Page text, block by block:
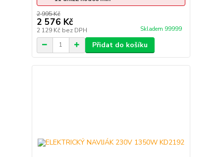
2 995 Kč
2 576 Kč
2 129 Kč bez DPH Skladem 99999
Přidat do košíku